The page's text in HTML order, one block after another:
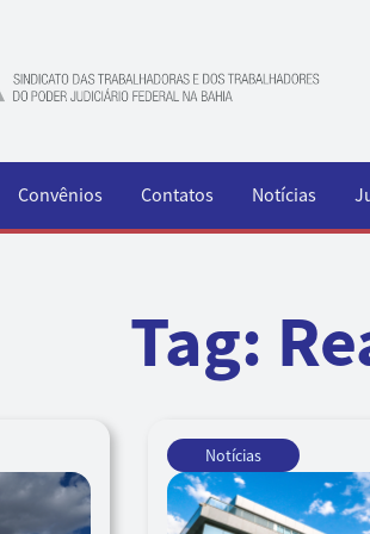
Convênios Contatos Notícias
Tag:
Notícias